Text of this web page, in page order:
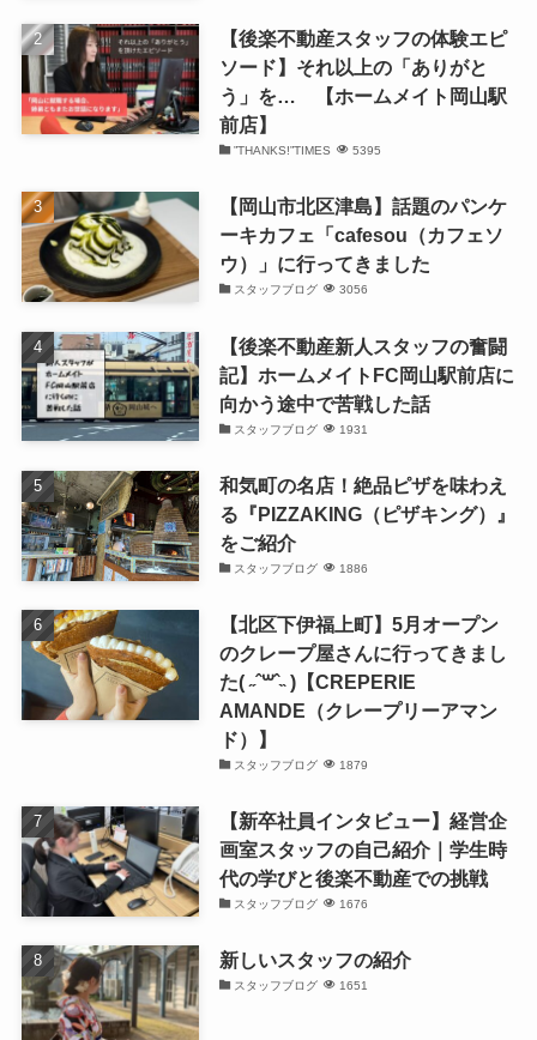
【後楽不動産スタッフの体験エピ
ソード】それ以上の「ありがと
う」を… 【ホームメイト岡山駅
前店】
”THANKS!”TIMES 5395
【岡山市北区津島】話題のパンケ
ーキカフェ「cafesou（カフェソ
ウ）」に行ってきました
スタッフブログ 3056
【後楽不動産新人スタッフの奮闘
記】ホームメイトFC岡山駅前店に
向かう途中で苦戦した話
スタッフブログ 1931
和気町の名店！絶品ピザを味わえ
る『PIZZAKING（ピザキング）』
をご紹介
スタッフブログ 1886
【北区下伊福上町】5月オープン
のクレープ屋さんに行ってきまし
た( ˶ˆ꒳ˆ˵ )【CREPERIE
AMANDE（クレープリーアマン
ド）】
スタッフブログ 1879
【新卒社員インタビュー】経営企
画室スタッフの自己紹介｜学生時
代の学びと後楽不動産での挑戦
スタッフブログ 1676
新しいスタッフの紹介
スタッフブログ 1651